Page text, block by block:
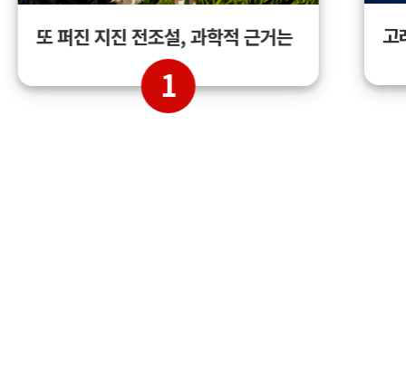
또 퍼진 지진 전조설, 과학적 근거는
1
고